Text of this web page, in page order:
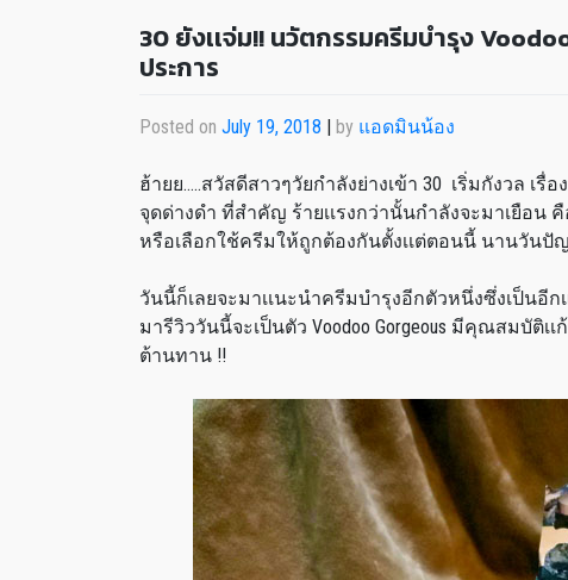
30 ยังเเจ่ม!! นวัตกรรมครีมบำรุง
ประการ
Posted on July 19, 2018 by แอดมินน้อง
ฮ้ายย…..สวัสดีสาวๆวัยกำลังย่างเข้า 30 เริ่มกังวล เ
จุดด่างดำ ที่สำคัญ ร้ายเเรงกว่านั้นกำลังจะมาเยือน
หรือเลือกใช้ครีมให้ถูกต้องกันตั้งเเต่ตอนนี้ นานวันปั
วันนี้ก็เลยจะมาเเนะนำครีมบำรุงอีกตัวหนึ่งซึ่งเป็นอีก
มารีวิววันนี้จะเป็นตัว Voodoo Gorgeous มีคุณสมบัติ
ต้านทาน !!